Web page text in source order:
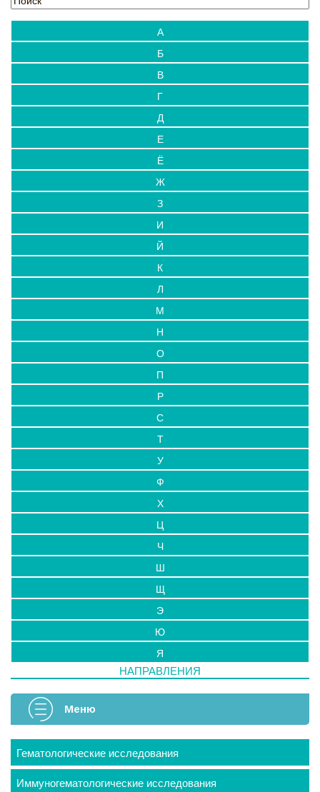
А
Б
В
Г
Д
Е
Ё
Ж
З
И
Й
К
Л
М
Н
О
П
Р
С
Т
У
Ф
Х
Ц
Ч
Ш
Щ
Э
Ю
Я
НАПРАВЛЕНИЯ
Меню
Гематологические исследования
Иммуногематологические исследования